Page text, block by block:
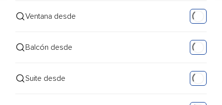
Ventana desde
Balcón desde
Suite desde